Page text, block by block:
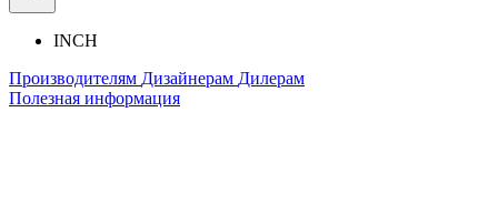
INCH
Производителям Дизайнерам Дилерам
Полезная информация